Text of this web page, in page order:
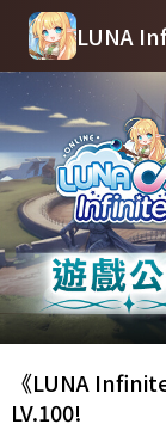
LUNA
《LUNA
LV.100!